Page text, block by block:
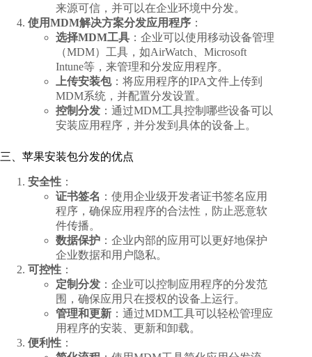
来源可信，并可以在企业环境中分发。
使用MDM解决方案分发应用程序 ：
选择MDM工具 ：企业可以使用移动设备管理
（MDM）工具，如AirWatch、Microsoft
Intune等，来管理和分发应用程序。
上传安装包：将应用程序的IPA文件上传到
MDM系统，并配置分发设置。
控制分发 ：通过MDM工具控制哪些设备可以
安装应用程序，并分发到具体的设备上。
三、苹果安装包分发的优点
安全性 ：
证书签名 ：使用企业级开发者证书签名应用
程序，确保应用程序的合法性，防止恶意软
件传播。
数据保护 ：企业内部的应用可以更好地保护
企业数据和用户隐私。
可控性 ：
定制分发 ：企业可以控制应用程序的分发范
围，确保应用只在授权的设备上运行。
管理和更新 ：通过MDM工具可以轻松管理应
用程序的安装、更新和卸载。
便利性 ：